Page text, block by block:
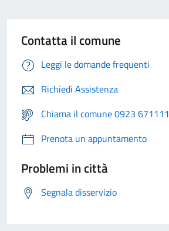
Contatta il comune
Leggi le domande frequenti
Richiedi Assistenza
Chiama il comune 0923 671111
Prenota un appuntamento
Problemi in città
Segnala disservizio